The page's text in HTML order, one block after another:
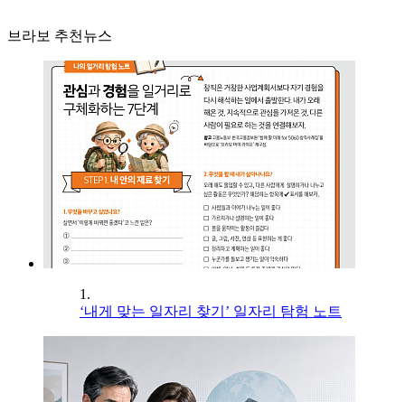
브라보 추천뉴스
1.
‘내게 맞는 일자리 찾기’ 일자리 탐험 노트